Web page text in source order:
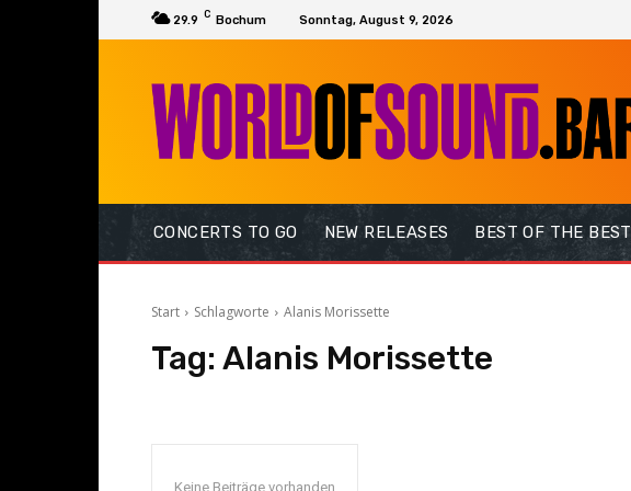
29.9 C Bochum Sonntag, August 9, 2026
CONCERTS TO GO NEW RELEASES BEST OF THE BEST
Start Schlagworte Alanis Morissette
Tag: Alanis Morissette
Keine Beiträge vorhanden